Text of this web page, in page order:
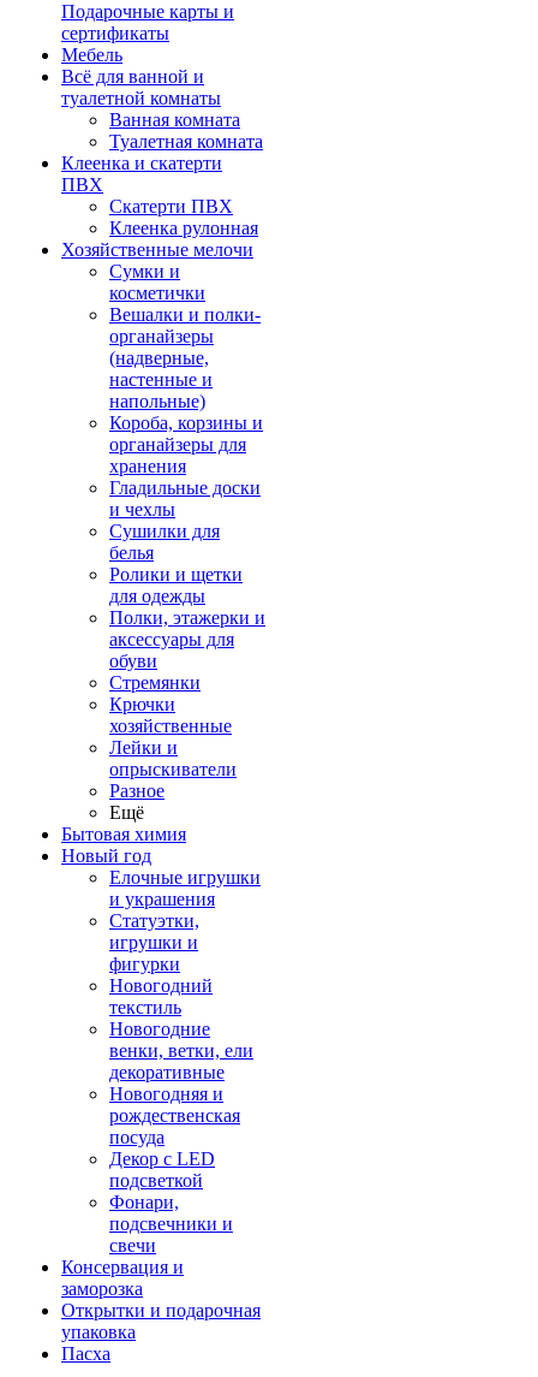
Подарочные карты и
сертификаты
Мебель
Всё для ванной и
туалетной комнаты
Ванная комната
Туалетная комната
Клеенка и скатерти
ПВХ
Скатерти ПВХ
Клеенка рулонная
Хозяйственные мелочи
Сумки и
косметички
Вешалки и полки-
органайзеры
(надверные,
настенные и
напольные)
Короба, корзины и
органайзеры для
хранения
Гладильные доски
и чехлы
Сушилки для
белья
Ролики и щетки
для одежды
Полки, этажерки и
аксессуары для
обуви
Стремянки
Крючки
хозяйственные
Лейки и
опрыскиватели
Разное
Ещё
Бытовая химия
Новый год
Елочные игрушки
и украшения
Статуэтки,
игрушки и
фигурки
Новогодний
текстиль
Новогодние
венки, ветки, ели
декоративные
Новогодняя и
рождественская
посуда
Декор с LED
подсветкой
Фонари,
подсвечники и
свечи
Консервация и
заморозка
Открытки и подарочная
упаковка
Пасха